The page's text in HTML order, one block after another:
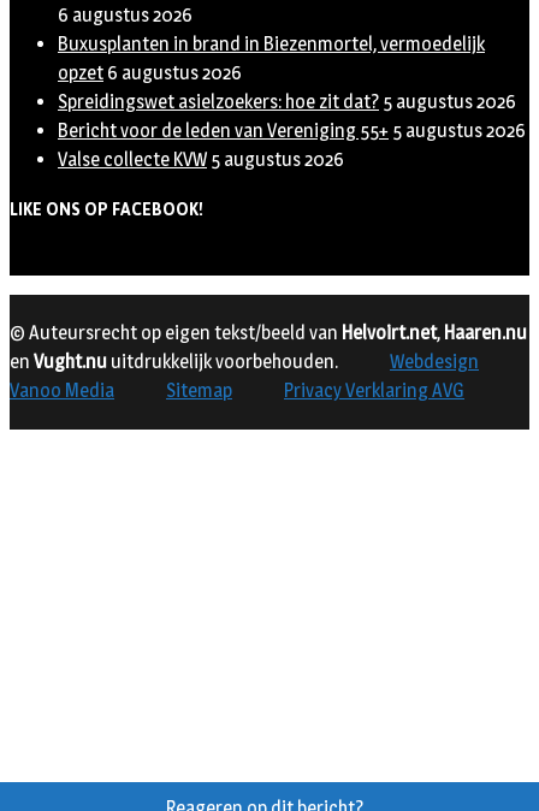
6 augustus 2026
Buxusplanten in brand in Biezenmortel, vermoedelijk
opzet 6 augustus 2026
Spreidingswet asielzoekers: hoe zit dat? 5 augustus 2026
Bericht voor de leden van Vereniging 55+ 5 augustus 2026
Valse collecte KVW 5 augustus 2026
LIKE ONS OP FACEBOOK!
© Auteursrecht op eigen tekst/beeld van Helvoirt.net, Haaren.nu
en Vught.nu uitdrukkelijk voorbehouden.
Webdesign
Vanoo Media
Sitemap Privacy Verklaring AVG